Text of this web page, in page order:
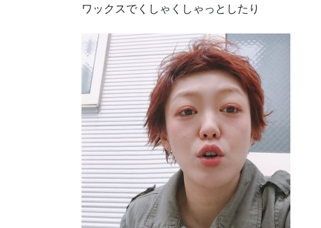
ワックスでくしゃくしゃっとしたり